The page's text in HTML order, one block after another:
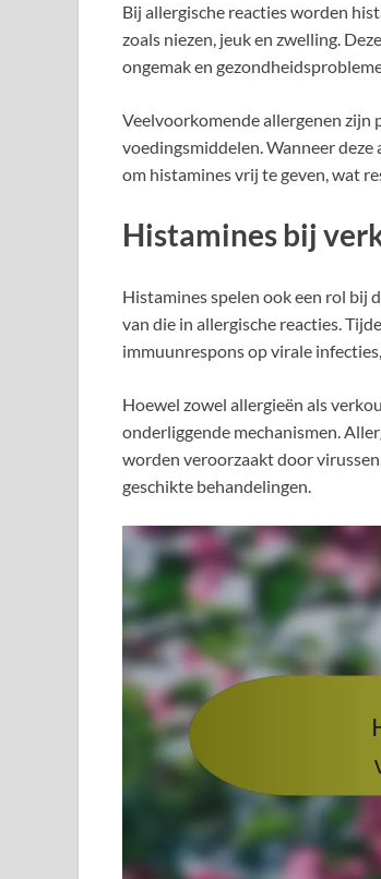
Bij allergische reacties worden
zoals niezen, jeuk en zwelling.
ongemak en
Veelvoorkomende allergenen zijn
voedingsmiddelen. Wanneer
om histamines vrij te geven, wat
Histamines bij
Histamines spelen ook een rol bij
van die in allergische reacties.
immuunrespons op virale
Hoewel zowel allergieën als
onderliggende mechanismen.
worden veroorzaakt door
geschikte behandelingen.